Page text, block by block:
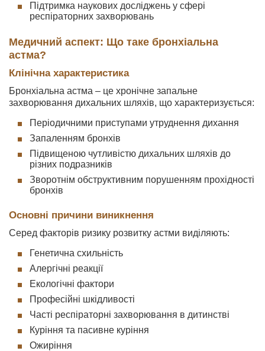
Підтримка наукових досліджень у сфері
респіраторних захворювань
Медичний аспект: Що таке бронхіальна
астма?
Клінічна характеристика
Бронхіальна астма – це хронічне запальне
захворювання дихальних шляхів, що характеризується:
Періодичними приступами утруднення дихання
Запаленням бронхів
Підвищеною чутливістю дихальних шляхів до
різних подразників
Зворотнім обструктивним порушенням прохідності
бронхів
Основні причини виникнення
Серед факторів ризику розвитку астми виділяють:
Генетична схильність
Алергічні реакції
Екологічні фактори
Професійні шкідливості
Часті респіраторні захворювання в дитинстві
Куріння та пасивне куріння
Ожиріння